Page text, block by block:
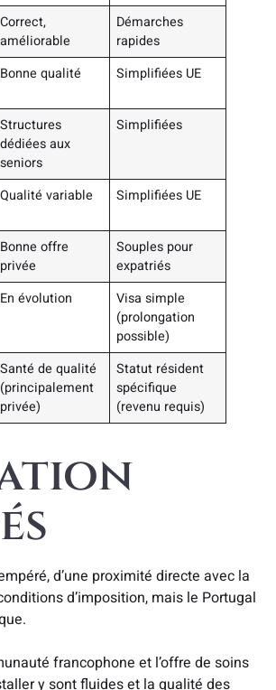
Correct,
améliorable
Démarches
rapides
Bonne qualité Simplifiées UE
Structures
dédiées aux
seniors
Simplifiées
Qualité variable Simplifiées UE
Bonne offre
privée
Souples pour
expatriés
En évolution
Visa simple
(prolongation
possible)
Santé de qualité
(principalement
privée)
Statut résident
spécifique
(revenu requis)
d’une proximité directe avec la
d’imposition, mais le Portugal
francophone et l’offre de soins
y sont fluides et la qualité des